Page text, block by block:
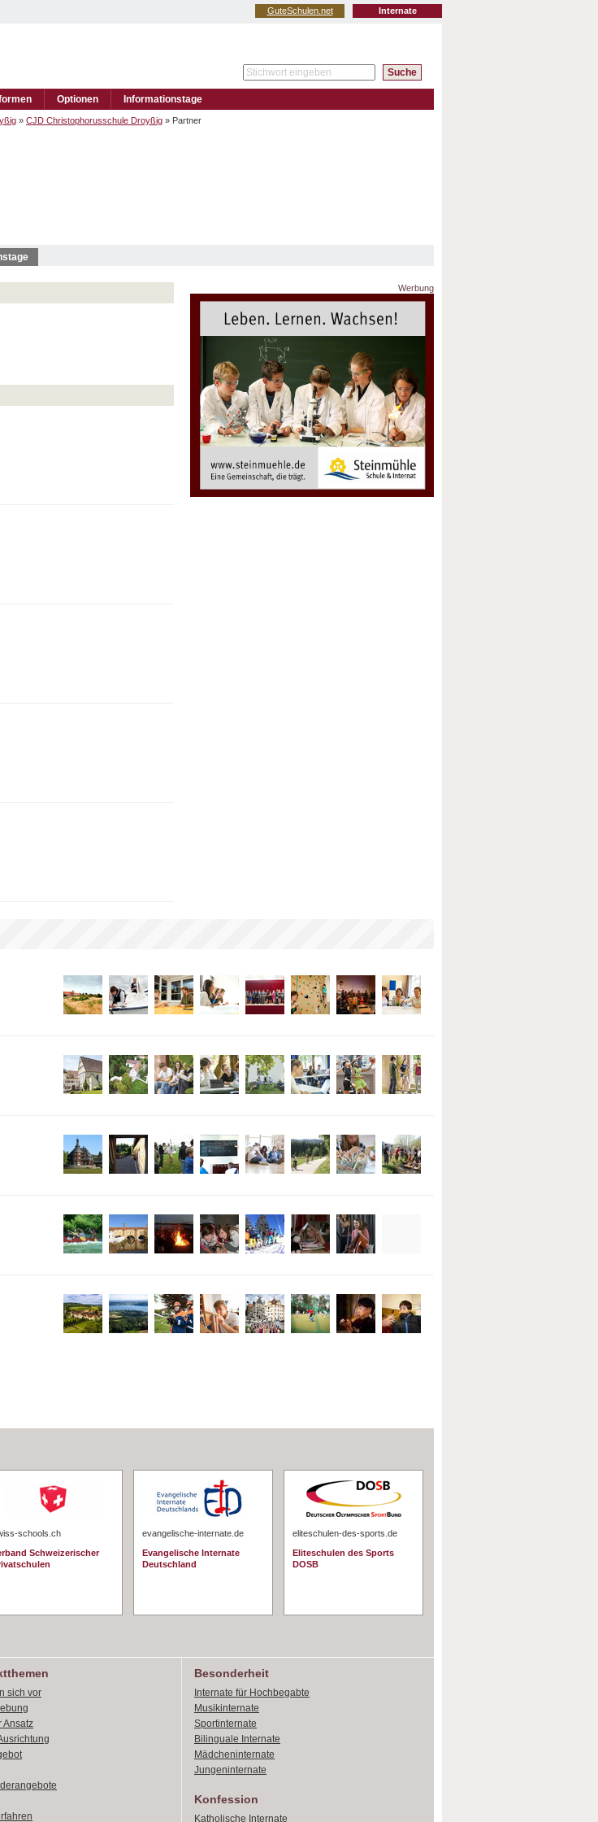
Internate
GuteSchulen.net
Optionen Informationstage
» CJD Christophorusschule Droyßig » Partner
Werbung
schools.ch
Schweizerischer
evangelische-internate.de
Evangelische Internate
Deutschland
eliteschulen-des-sports.de
Eliteschulen des Sports
DOSB
sich vor
Ansatz
Besonderheit
Internate für Hochbegabte
Musikinternate
Sportinternate
Bilinguale Internate
Mädcheninternate
Jungeninternate
Konfession
Katholische Internate